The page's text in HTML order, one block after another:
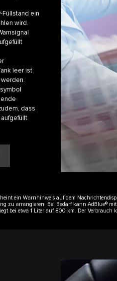
Füllstand ein
wird.
leer ist.
werden.
dass
ein Warnhinweis auf dem
zu arrangieren. Bei Bedarf kann AdBlue®
bei etwa 1 Liter auf 800 km. Der Verbrauch